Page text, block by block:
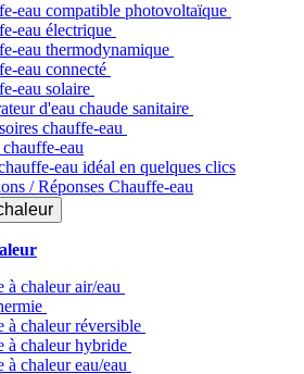
eau compatible photovoltaïque
eau électrique
eau thermodynamique
eau connecté
eau solaire
d'eau chaude sanitaire
chauffe-eau
eau
eau idéal en quelques clics
/ Réponses Chauffe-eau
à chaleur air/eau
à chaleur réversible
à chaleur hybride
à chaleur​ eau/eau